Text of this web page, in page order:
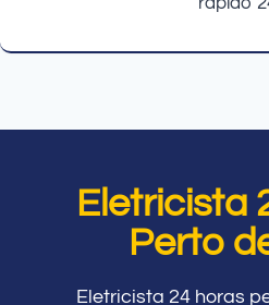
Eletricista
Perto
Eletricista 24 horas